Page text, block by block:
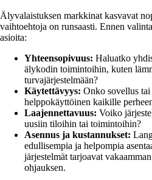
Älyvalaistuksen markkinat kasvavat
vaihtoehtoja on runsaasti. Ennen
asioita:
Yhteensopivuus: Haluatko
älykodin toimintoihin, kuten
turvajärjestelmään?
Käytettävyys: Onko sovellus tai
helppokäyttöinen kaikille
Laajennettavuus: Voiko
uusiin tiloihin tai toimintoihin?
Asennus ja kustannukset:
edullisempia ja helpompia
järjestelmät tarjoavat
ohjauksen.